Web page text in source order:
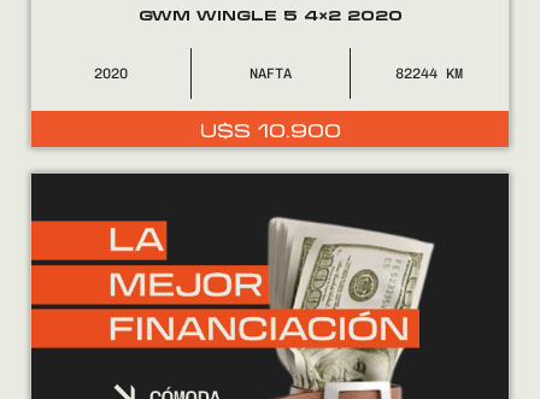
GWM WINGLE 5 4×2 2020
2020 NAFTA 82244
U$S 10.900